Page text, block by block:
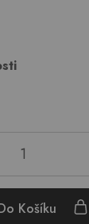
Košíku